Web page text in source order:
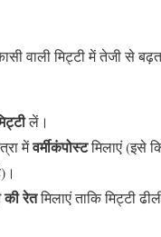
वाली मिट्टी में तेजी से
लें।
मेंवर्मीकंपोस्टमिलाएं (इसे
की रेतमिलाएं ताकि मिट्टी